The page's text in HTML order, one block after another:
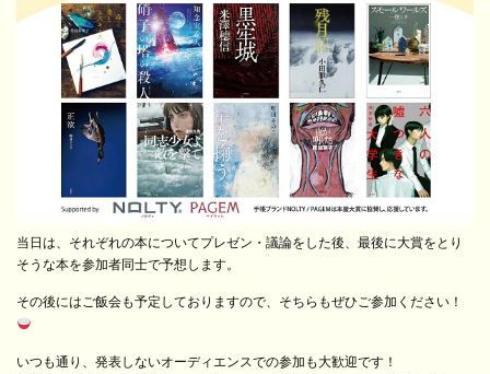
当日は、それぞれの本についてプレゼン・議論をした後、最後に大賞をとり
そうな本を参加者同士で予想します。
その後にはご飯会も予定しておりますので、そちらもぜひご参加ください！
いつも通り、発表しないオーディエンスでの参加も大歓迎です！